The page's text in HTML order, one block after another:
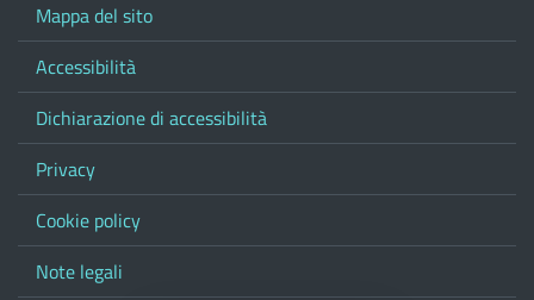
Mappa del sito
Accessibilità
Dichiarazione di accessibilità
Privacy
Cookie policy
Note legali